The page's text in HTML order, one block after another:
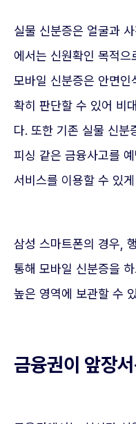
실물 신분증은 얼굴과
에서는 신원확인 목적으
모바일 신분증은 안면
확히 판단할 수 있어 비
다. 또한 기존 실물 신분
피싱 같은 금융사고를
서비스를 이용할 수 있
삼성 스마트폰의 경우,
통해 모바일 신분증을
높은 영역에 보관할 수
금융권이 앞장